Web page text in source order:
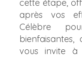
cette étape,
après vos
Célèbre
vous invite